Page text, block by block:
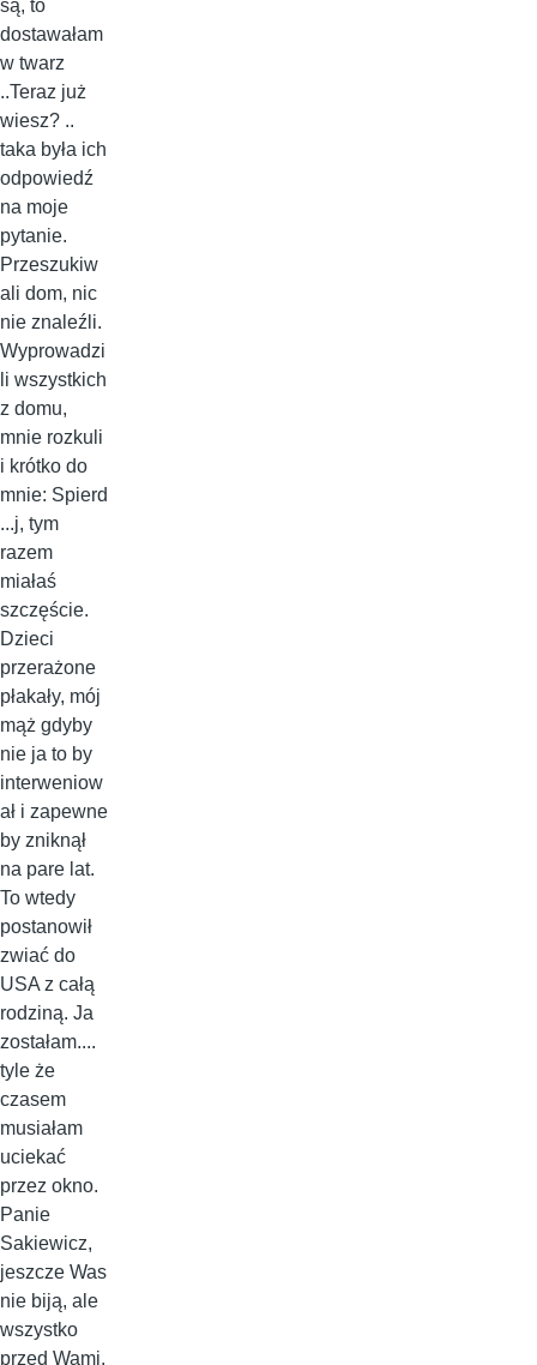
są, to
dostawałam
w twarz
..Teraz już
wiesz? ..
taka była ich
odpowiedź
na moje
pytanie.
Przeszukiw
ali dom, nic
nie znaleźli.
Wyprowadzi
li wszystkich
z domu,
mnie rozkuli
i krótko do
mnie: Spierd
...j, tym
razem
miałaś
szczęście.
Dzieci
przerażone
płakały, mój
mąż gdyby
nie ja to by
interweniow
ał i zapewne
by zniknął
na pare lat.
To wtedy
postanowił
zwiać do
USA z całą
rodziną. Ja
zostałam....
tyle że
czasem
musiałam
uciekać
przez okno.
Panie
Sakiewicz,
jeszcze Was
nie biją, ale
wszystko
przed Wami.